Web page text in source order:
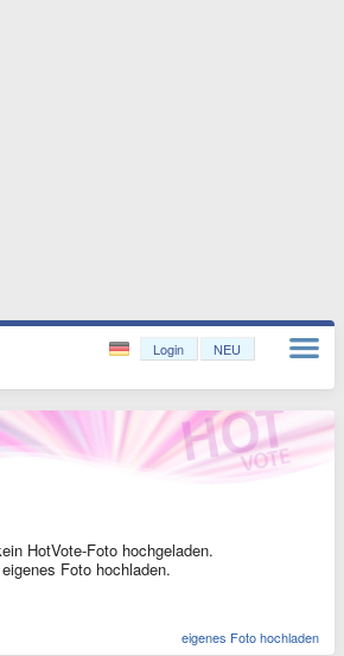
Login NEU
HotVote-Foto hochgeladen.
Foto hochladen.
eigenes Foto hochladen